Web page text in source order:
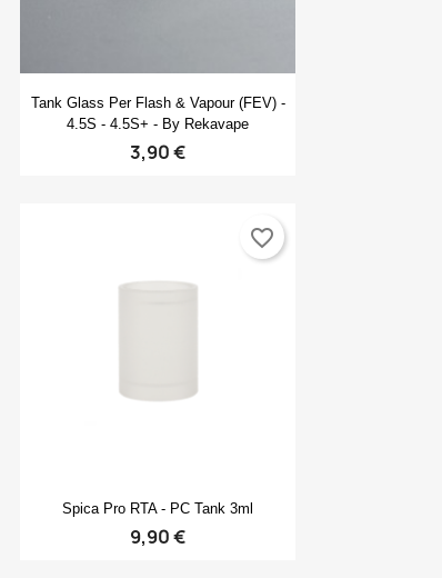
Anteprima
Tank Glass Per Flash & Vapour (FEV) -
4.5S - 4.5S+ - By Rekavape
3,90 €
Anteprima
Spica Pro RTA - PC Tank 3ml
9,90 €
favorite_border